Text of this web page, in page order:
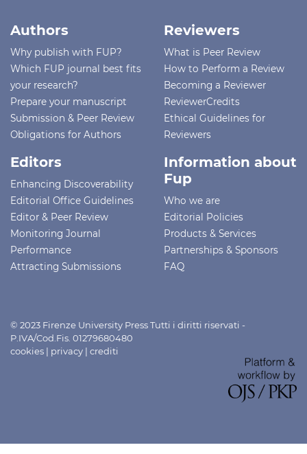
Authors
Why publish with FUP?
Which FUP journal best fits
your research?
Prepare your manuscript
Submission & Peer Review
Obligations for Authors
Reviewers
What is Peer Review
How to Perform a Review
Becoming a Reviewer
ReviewerCredits
Ethical Guidelines for
Reviewers
Editors
Enhancing Discoverability
Editorial Office Guidelines
Editor & Peer Review
Monitoring Journal
Performance
Attracting Submissions
Information about
Fup
Who we are
Editorial Policies
Products & Services
Partnerships & Sponsors
FAQ
© 2023 Firenze University Press Tutti i diritti riservati -
P.IVA/Cod.Fis. 01279680480
cookies | privacy | crediti